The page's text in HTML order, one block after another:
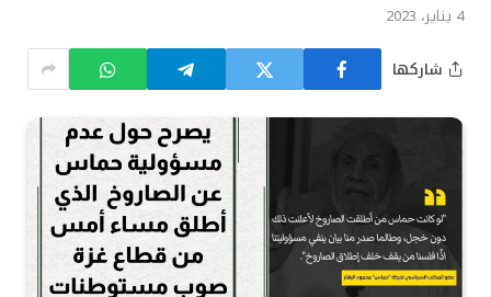
4 يناير، 2023
شاركها